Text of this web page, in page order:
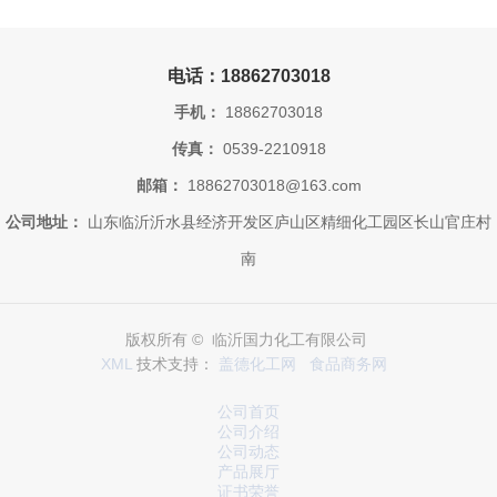
电话：18862703018
手机： 18862703018
传真： 0539-2210918
邮箱： 18862703018@163.com
公司地址： 山东临沂沂水县经济开发区庐山区精细化工园区长山官庄村
南
版权所有 © 临沂国力化工有限公司
XML 技术支持： 盖德化工网 食品商务网
公司首页
公司介绍
公司动态
产品展厅
证书荣誉